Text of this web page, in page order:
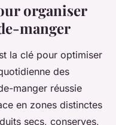
organiser
manger
la clé pour optimiser
des
manger réussie
en zones distinctes
secs, conserves,